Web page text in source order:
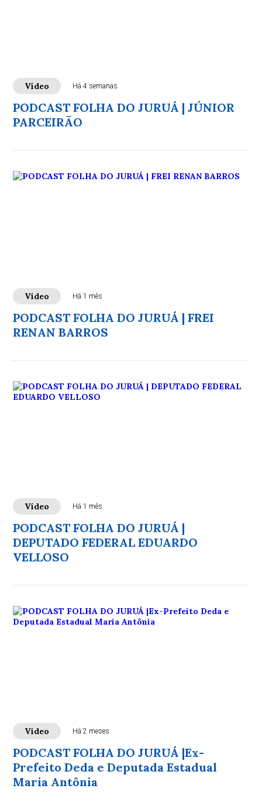
Vídeo Há 4 semanas
PODCAST FOLHA DO JURUÁ | JÚNIOR
PARCEIRÃO
Vídeo Há 1 mês
PODCAST FOLHA DO JURUÁ | FREI
RENAN BARROS
Vídeo Há 1 mês
PODCAST FOLHA DO JURUÁ |
DEPUTADO FEDERAL EDUARDO
VELLOSO
Vídeo Há 2 meses
PODCAST FOLHA DO JURUÁ |Ex-
Prefeito Deda e Deputada Estadual
Maria Antônia